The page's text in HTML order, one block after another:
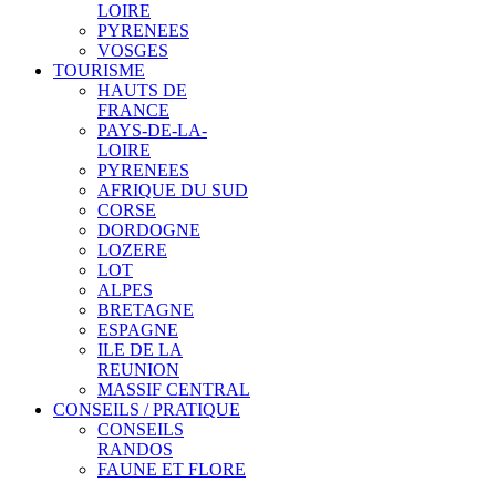
LOIRE
PYRENEES
VOSGES
TOURISME
HAUTS DE
FRANCE
PAYS-DE-LA-
LOIRE
PYRENEES
AFRIQUE DU SUD
CORSE
DORDOGNE
LOZERE
LOT
ALPES
BRETAGNE
ESPAGNE
ILE DE LA
REUNION
MASSIF CENTRAL
CONSEILS / PRATIQUE
CONSEILS
RANDOS
FAUNE ET FLORE